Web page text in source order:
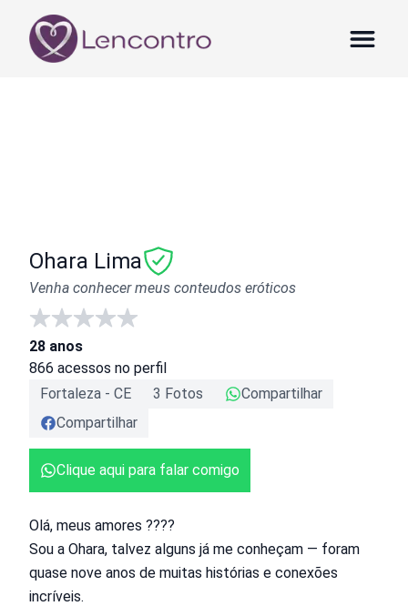
Ohara Lima
Venha conhecer meus conteudos eróticos
28 anos
866 acessos no perfil
Fortaleza - CE 3 Fotos
Compartilhar
Compartilhar
Clique aqui para falar comigo
Olá, meus amores ????
Sou a Ohara, talvez alguns já me conheçam — foram
quase nove anos de muitas histórias e conexões
incríveis.